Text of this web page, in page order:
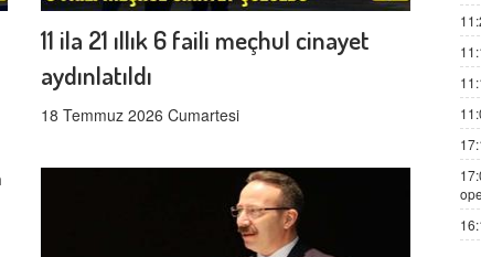
11 ila 21 ıllık 6 faili meçhul cinayet
aydınlatıldı
18 Temmuz 2026 Cumartesi